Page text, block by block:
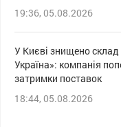
19:36, 05.08.2026
У Києві знищено склад
Україна»: компанія
затримки поставок
18:44, 05.08.2026